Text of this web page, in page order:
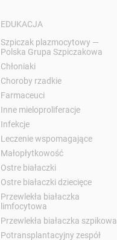
EDUKACJA
Szpiczak plazmocytowy —
Polska Grupa Szpiczakowa
Chłoniaki
Choroby rzadkie
Farmaceuci
Inne mieloproliferacje
Infekcje
Leczenie wspomagające
Małopłytkowość
Ostre białaczki
Ostre białaczki dziecięce
Przewlekła białaczka
limfocytowa
Przewlekła białaczka szpikowa
Potransplantacyjny zespół